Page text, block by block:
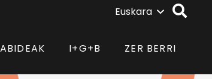
Euskara
I+G+B ZER BERRI